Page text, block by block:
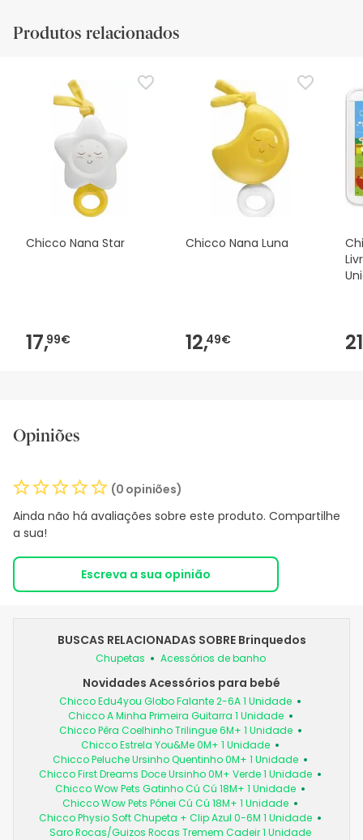
Produtos relacionados
Chicco Nana Star
17,99€
Chicco Nana Luna
12,49€
Opiniões
(0 opiniões)
Ainda não há avaliações sobre este produto. Compartilhe
a sua!
Escreva a sua opinião
BUSCAS RELACIONADAS SOBRE Brinquedos
Chupetas Acessórios de banho
Novidades Acessórios para bebé
Chicco Edu4you Globo Falante 2-6A 1 Unidade
Chicco A Minha Primeira Guitarra 1 Unidade
Chicco Pêra Coelhinho Trilingue 6M+ 1 Unidade
Chicco Estrela You&Me 0M+ 1 Unidade
Chicco Peluche Ursinho Quentinho 0M+ 1 Unidade
Chicco First Dreams Doce Ursinho 0M+ Verde 1 Unidade
Chicco Wow Pets Gatinho Cú Cú 18M+ 1 Unidade
Chicco Wow Pets Pónei Cú Cú 18M+ 1 Unidade
Chicco Physio Soft Chupeta + Clip Azul 0-6M 1 Unidade
Saro Rocas/Guizos Rocas Tremem Cadeir 1 Unidade